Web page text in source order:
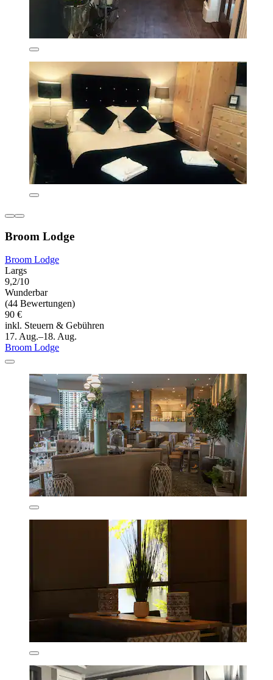
Broom Lodge
Broom Lodge
Largs
9,2/10
Wunderbar
(44 Bewertungen)
90 €
inkl. Steuern & Gebühren
17. Aug.–18. Aug.
Broom Lodge